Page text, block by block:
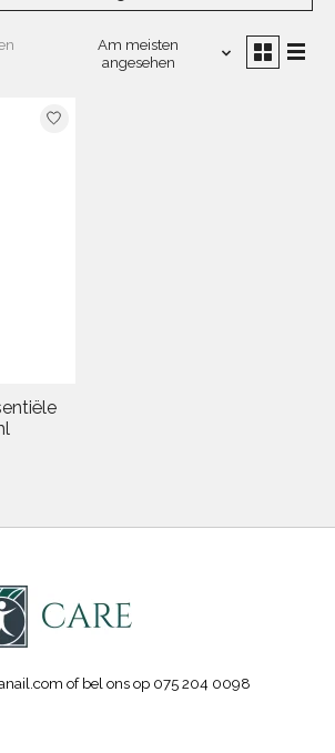
Am meisten
angesehen
of bel ons op 075 204 0098